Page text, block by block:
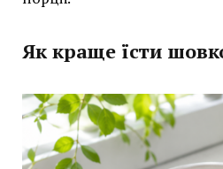
Як краще їсти